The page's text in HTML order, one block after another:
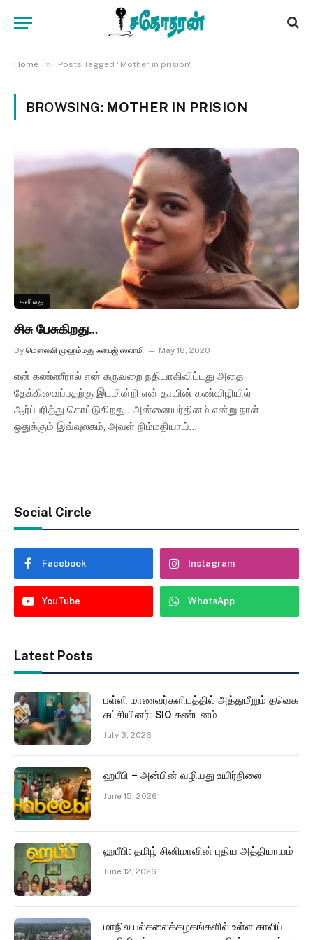
Home » Posts Tagged "Mother in prision"
BROWSING: MOTHER IN PRISION
கவிதை
சிசு பேசுகிறது…
By மௌலவி முஹம்மது ஃபைஜ் ஸலாமி May 18, 2020
என் கண்ணீரால் என் கருவறை நதியாகிவிட்டது அதை
தேக்கிவைப்பதற்கு இடமின்றி என் தாயின் கண்விழியில்
ஆர்ப்பரித்து கொட்டுகிறது.. அன்னையர்தினம் என்று நாள்
ஒதுக்கும் இவ்வுலகம், அவள் நிம்மதியாய்…
Social Circle
Facebook Instagram
YouTube WhatsApp
Latest Posts
பள்ளி மாணவர்களிடத்தில் அத்துமீறும் தவெக
கட்சியினர்: SIO கண்டனம்
July 3, 2026
ஹபீபி – அன்பின் வழியது உயிர்நிலை
June 15, 2026
ஹபீபி: தமிழ் சினிமாவின் புதிய அத்தியாயம்
June 12, 2026
மாநில பல்கலைக்கழகங்களில் உள்ள காலிப்